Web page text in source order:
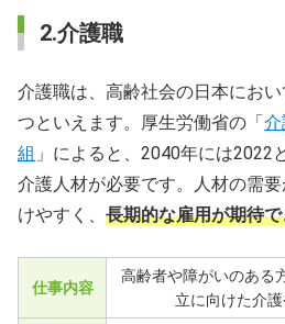
2.介護職
介護職は、高齢社会の日本にお
つといえます。厚生労働省の「
組 」によると、2040年には2022
介護人材が必要です。人材の需
けやすく、 長期的な雇用が期待
仕事内容
高齢者や障がいのある
立に向けた介